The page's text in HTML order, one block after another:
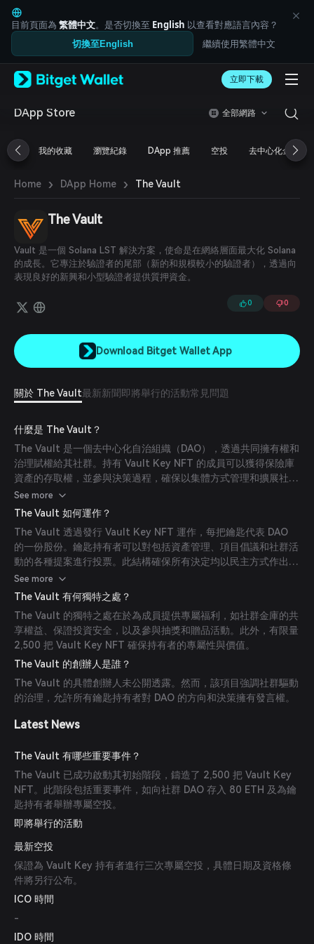
English
日本語
Tiếng Việt
Русский
Español (Latinoamérica)
Türkçe
Français
简体中文
繁體中文
Bahasa Indonesia
ภาษาไทย
Español
Português (Brasil)
目前頁面為 繁體中文。是否切換至 English 以查看對應語言內容？
切換至English 繼續使用繁體中文
立即下載
DApp Store 全部網路
我的收藏 瀏覽紀錄 DApp 推薦 空投 去中心化金融
Home › DApp Home › The Vault
The Vault
Vault 是一個 Solana LST 解決方案，使命是在網絡層面最大化 Solana
的成長。它專注於驗證者的尾部（新的和規模較小的驗證者），透過向
表現良好的新興和小型驗證者提供質押資金。
0 0
Download Bitget Wallet App
關於 The Vault最新新聞 即將舉行的活動常見問題
什麼是 The Vault？
The Vault 是一個去中心化自治組織（DAO），透過共同擁有權和
治理賦權給其社群。持有 Vault Key NFT 的成員可以獲得保險庫
資產的存取權，並參與決策過程，確保以集體方式管理和擴展社群
資源。
See more
The Vault 如何運作？
The Vault 透過發行 Vault Key NFT 運作，每把鑰匙代表 DAO
的一份股份。鑰匙持有者可以對包括資產管理、項目倡議和社群活
動的各種提案進行投票。此結構確保所有決定均以民主方式作出，
反映成員的集體意志。
See more
The Vault 有何獨特之處？
The Vault 的獨特之處在於為成員提供專屬福利，如社群金庫的共
享權益、保證投資安全，以及參與抽獎和贈品活動。此外，有限量
2,500 把 Vault Key NFT 確保持有者的專屬性與價值。
The Vault 的創辦人是誰？
The Vault 的具體創辦人未公開透露。然而，該項目強調社群驅動
的治理，允許所有鑰匙持有者對 DAO 的方向和決策擁有發言權。
Latest News
The Vault 有哪些重要事件？
The Vault 已成功啟動其初始階段，鑄造了 2,500 把 Vault Key
NFT。此階段包括重要事件，如向社群 DAO 存入 80 ETH 及為鑰
匙持有者舉辦專屬空投。
即將舉行的活動
最新空投
保證為 Vault Key 持有者進行三次專屬空投，具體日期及資格條
件將另行公布。
ICO 時間
-
IDO 時間